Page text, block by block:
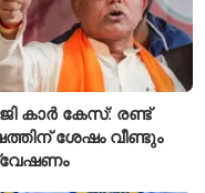
കാർ കേസ്: രണ്ട്
ശേഷം വീണ്ടും